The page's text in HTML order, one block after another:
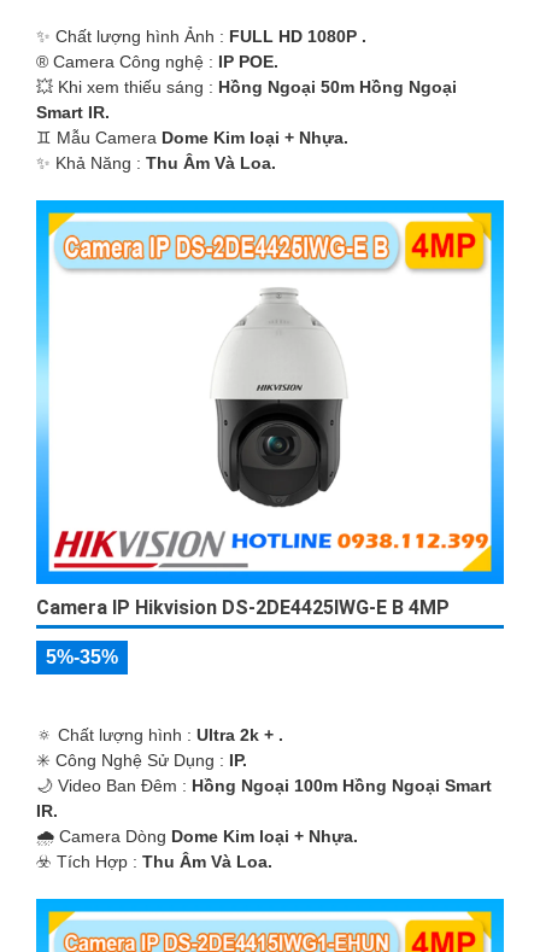
✨ Chất lượng hình Ảnh : FULL HD 1080P .
®️ Camera Công nghệ : IP POE.
💥 Khi xem thiếu sáng : Hồng Ngoại 50m Hồng Ngoại
Smart IR.
♊ Mẫu Camera Dome Kim loại + Nhựa.
️✨ Khả Năng : Thu Âm Và Loa.
Camera IP Hikvision DS-2DE4425IWG-E B 4MP
5%-35%
🔅 Chất lượng hình : Ultra 2k + .
✳️ Công Nghệ Sử Dụng : IP.
🌙 Video Ban Đêm : Hồng Ngoại 100m Hồng Ngoại Smart
IR.
🌧️ Camera Dòng Dome Kim loại + Nhựa.
️☣️ Tích Hợp : Thu Âm Và Loa.